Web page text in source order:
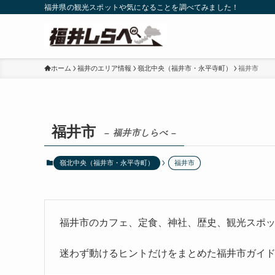
福井県の観光スポットや気になることを調べてみました！
ホーム 福井のエリア情報 嶺北中央（福井市・永平寺町） 福井市
福井市 – 福井市しらべ –
嶺北中央（福井市・永平寺町） 福井市
福井市のカフェ、定食、神社、歴史、観光スポ
迷わず動けるヒントだけをまとめた福井市ガイド